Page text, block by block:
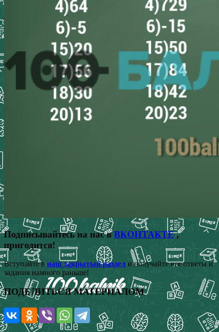
Подписывайтесь на нас вВКОНТАКТЕ,
пригодится!
Вступайте в наш закрытый раздел и получайте все ответы и
задания намного раньше!
ПОДЕЛИТЬСЯ МАТЕРИАЛОМ